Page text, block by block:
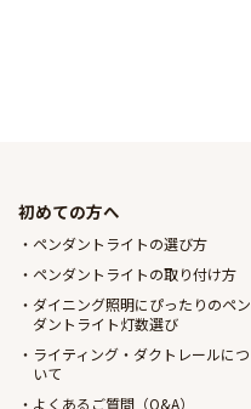
初めての方へ
ペンダントライトの選び方
ペンダントライトの取り付け方
ダイニング照明にぴったりのペン
ダントライト灯数選び
ライティング・ダクトレールにつ
いて
よくあるご質問（Q&A）